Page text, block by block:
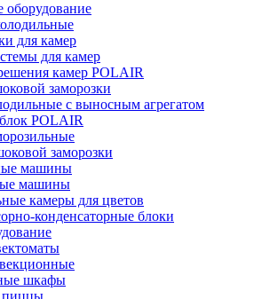
для камер
для камер
камер POLAIR
заморозки
с выносным агрегатом
POLAIR
заморозки
машины
машины
камеры для цветов
конденсаторные блоки
шкафы
пиццы